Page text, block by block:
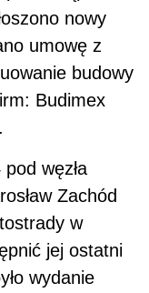
nowy
umowę z
budowy
Budimex
węzła
Zachód
w
jej ostatni
wydanie